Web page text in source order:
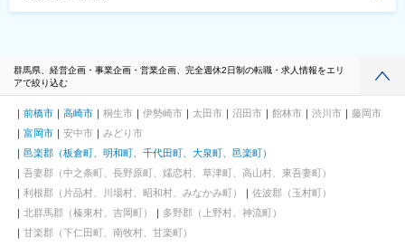
群馬県、経営企画・事業企画・営業企画、完全週休2日制の転職・求人情報をエリ
アで絞り込む
前橋市 高崎市 桐生市 伊勢崎市 太田市 沼田市 館林市 渋川市
藤岡市
富岡市
安中市
みどり市
邑楽郡（板倉町、明和町、千代田町、大泉町、邑楽町）
吾妻郡（中之条町、長野原町、嬬恋村、草津町、高山村、東吾妻町）
利根郡（片品村、川場村、昭和村、みなかみ町）
佐波郡（玉村町）
北群馬郡（榛東村、吉岡町）
多野郡（上野村、神流町）
甘楽郡（下仁田町、南牧村、甘楽町）